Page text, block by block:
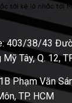
403/38/43
Mỹ Tây, Q. 12,
Phạm Văn
TP. HCM